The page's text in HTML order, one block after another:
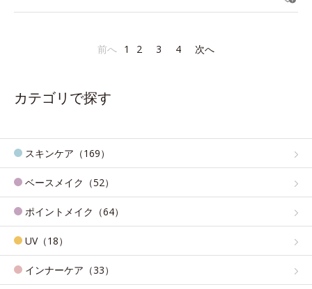
前へ 1 2 3 4 次へ
カテゴリで探す
スキンケア（169）
ベースメイク（52）
ポイントメイク（64）
UV（18）
インナーケア（33）